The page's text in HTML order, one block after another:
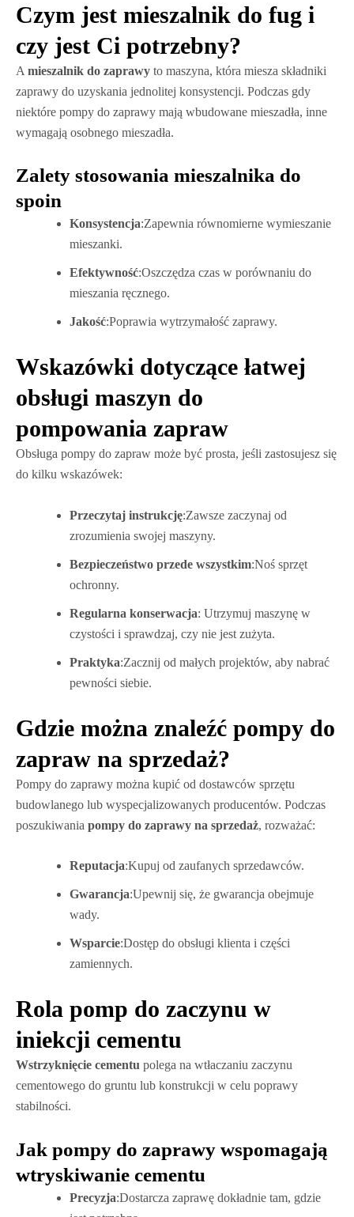
Czym jest mieszalnik do fug i
czy jest Ci potrzebny?
A mieszalnik do zaprawy to maszyna, która miesza składniki
zaprawy do uzyskania jednolitej konsystencji. Podczas gdy
niektóre pompy do zaprawy mają wbudowane mieszadła, inne
wymagają osobnego mieszadła.
Zalety stosowania mieszalnika do
spoin
Konsystencja:Zapewnia równomierne wymieszanie
mieszanki.
Efektywność:Oszczędza czas w porównaniu do
mieszania ręcznego.
Jakość:Poprawia wytrzymałość zaprawy.
Wskazówki dotyczące łatwej
obsługi maszyn do
pompowania zapraw
Obsługa pompy do zapraw może być prosta, jeśli zastosujesz się
do kilku wskazówek:
Przeczytaj instrukcję:Zawsze zaczynaj od
zrozumienia swojej maszyny.
Bezpieczeństwo przede wszystkim:Noś sprzęt
ochronny.
Regularna konserwacja: Utrzymuj maszynę w
czystości i sprawdzaj, czy nie jest zużyta.
Praktyka:Zacznij od małych projektów, aby nabrać
pewności siebie.
Gdzie można znaleźć pompy do
zapraw na sprzedaż?
Pompy do zaprawy można kupić od dostawców sprzętu
budowlanego lub wyspecjalizowanych producentów. Podczas
poszukiwania pompy do zaprawy na sprzedaż, rozważać:
Reputacja:Kupuj od zaufanych sprzedawców.
Gwarancja:Upewnij się, że gwarancja obejmuje
wady.
Wsparcie:Dostęp do obsługi klienta i części
zamiennych.
Rola pomp do zaczynu w
iniekcji cementu
Wstrzyknięcie cementu polega na wtłaczaniu zaczynu
cementowego do gruntu lub konstrukcji w celu poprawy
stabilności.
Jak pompy do zaprawy wspomagają
wtryskiwanie cementu
Precyzja:Dostarcza zaprawę dokładnie tam, gdzie